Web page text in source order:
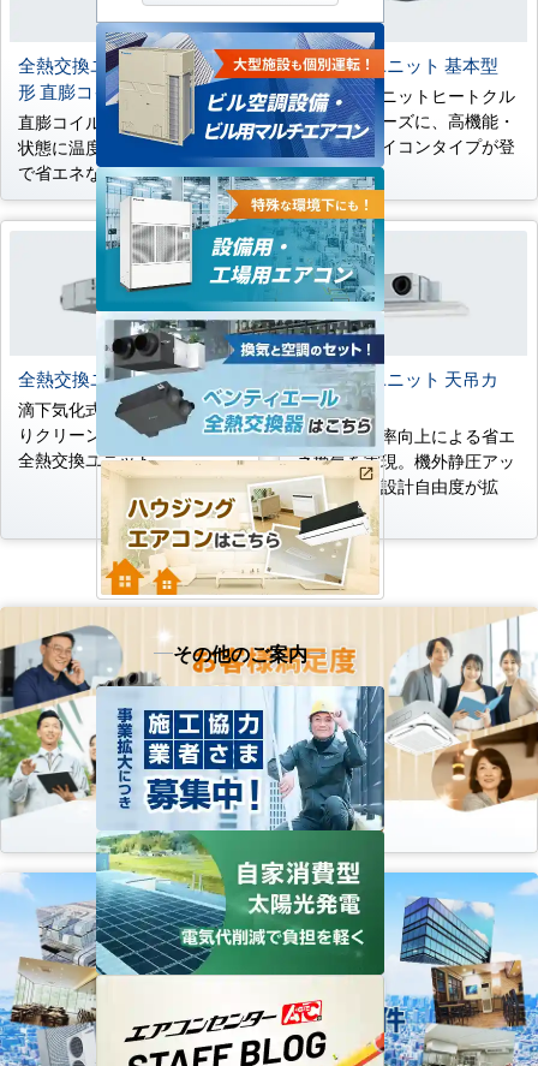
全熱交換ユニット 天井埋込
形 直膨コイル付
直膨コイルで室内空気に近い
状態に温度処理するため快適
で省エネな換気が可能
全熱交換ユニット 基本型
全熱交換ユニットヒートクル
エアーシリーズに、高機能・
高品質なマイコンタイプが登
場
全熱交換ユニット 加湿付
滴下気化式加湿器の採用によ
りクリーンな加湿を実現した
全熱交換ユニット
全熱交換ユニット 天吊カ
セット形
全熱交換効率向上による省エ
ネ換気を実現。機外静圧アッ
プにより、設計自由度が拡
大。
その他のご案内